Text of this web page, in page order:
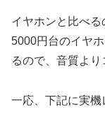
イヤホンと比べる
5000円台のイヤ
るので、音質より
一応、下記に実機